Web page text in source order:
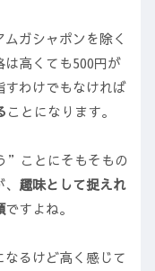
ガシャポンを除く
高くても500円が
わけでもなければ
ことになります。
”ことにそもそもの
趣味として捉えれ
ですよね。
るけど高く感じて